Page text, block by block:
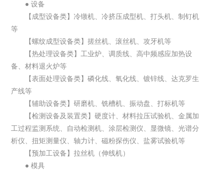
● 设备
【成型设备类】冷镦机、冷挤压成型机、打头机、制钉机
等
【螺纹成型设备类】搓丝机、滚丝机、攻牙机等
【热处理设备类】工业炉、调质线、高中频感应加热设
备、材料退火炉等
【表面处理设备类】磷化线、氧化线、镀锌线、达克罗生
产线等
【辅助设备类】研磨机、铣槽机、振动盘、打标机等
【检测设备及装置类】硬度计、材料拉压试验机、金属加
工过程监测系统、自动检测机、涂层检测仪、显微镜、光谱分
析仪、扭矩测量仪、轴力计、磁粉探伤仪、盐雾试验机等
【预加工设备】拉丝机（伸线机）
● 模具